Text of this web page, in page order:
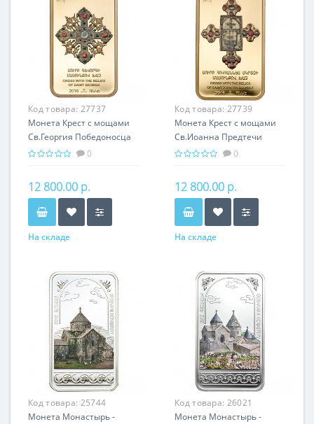
Код товара: 27737
Монета Крест с мощами
Св.Георгия Победоносца
серебро 25.00 гр -
Армении
0
12 800.00 р.
На складе
Код товара: 27739
Монета Крест с мощами
Св.Иоанна Предтечи
серебро 25.00 гр -
Армении
0
12 800.00 р.
На складе
Код товара: 25744
Монета Монастырь -
Код товара: 26021
Монета Монастырь -